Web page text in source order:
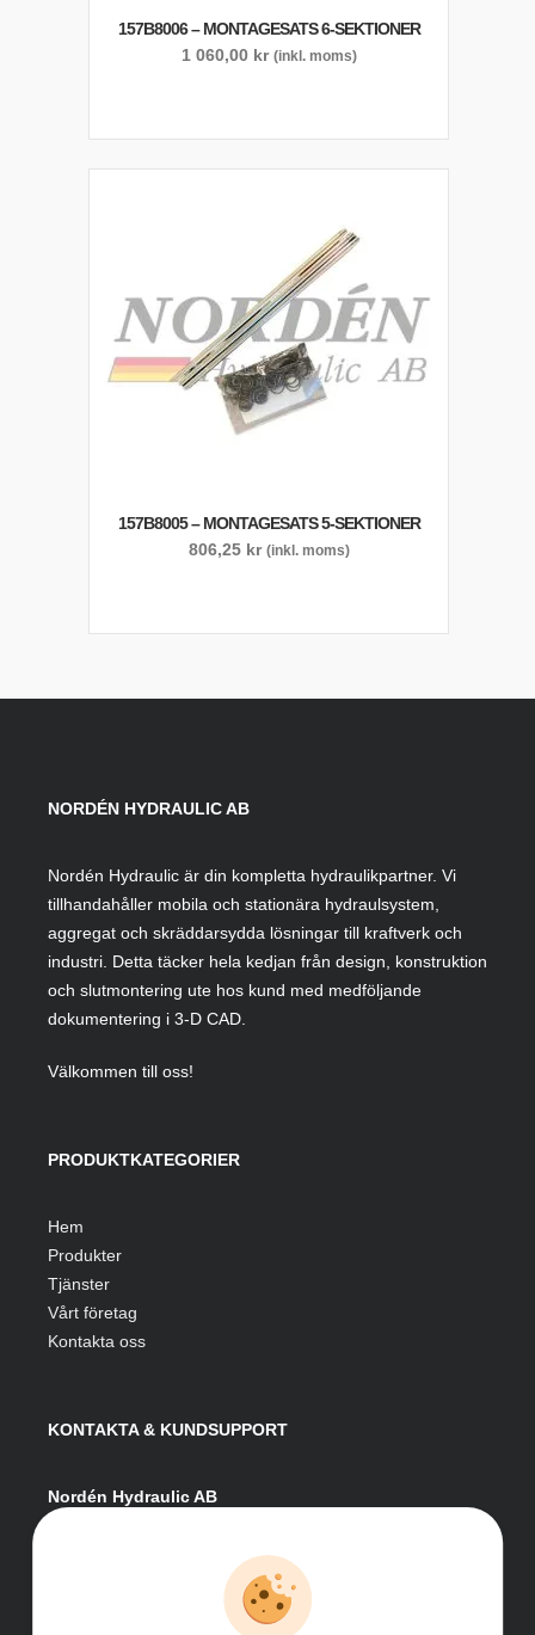
157B8006 – MONTAGESATS 6-SEKTIONER
1 060,00 kr (inkl. moms)
157B8005 – MONTAGESATS 5-SEKTIONER
806,25 kr (inkl. moms)
NORDÉN HYDRAULIC AB
Nordén Hydraulic är din kompletta hydraulikpartner. Vi
tillhandahåller mobila och stationära hydraulsystem,
aggregat och skräddarsydda lösningar till kraftverk och
industri. Detta täcker hela kedjan från design, konstruktion
och slutmontering ute hos kund med medföljande
dokumentering i 3-D CAD.
Välkommen till oss!
PRODUKTKATEGORIER
Hem
Produkter
Tjänster
Vårt företag
Kontakta oss
KONTAKTA & KUNDSUPPORT
Nordén Hydraulic AB